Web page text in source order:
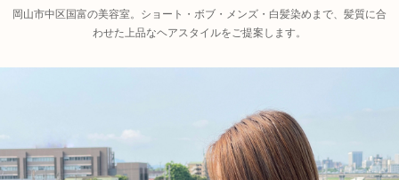
岡山市中区国富の美容室。ショート・ボブ・メンズ・白髪染めまで、髪質に合
わせた上品なヘアスタイルをご提案します。